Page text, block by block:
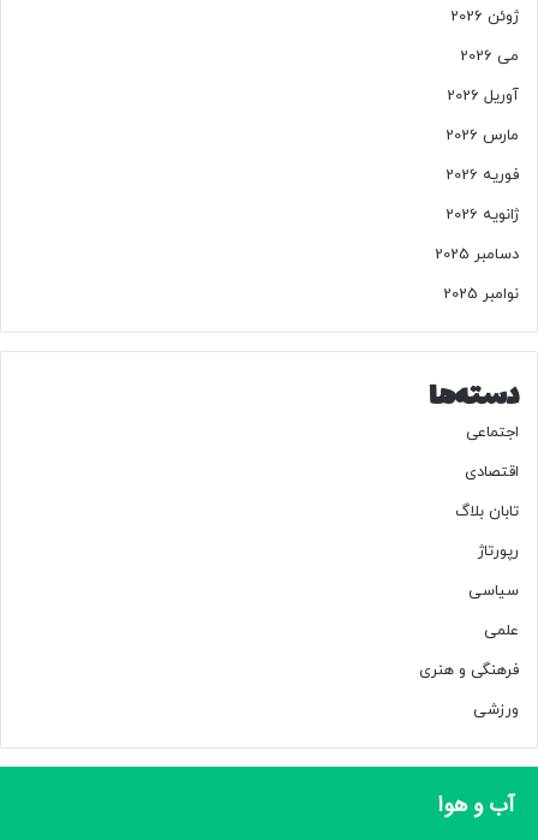
ژوئن 2026
می 2026
آوریل 2026
مارس 2026
فوریه 2026
ژانویه 2026
دسامبر 2025
نوامبر 2025
دسته‌ها
اجتماعی
اقتصادی
تابان بلاگ
رپورتاژ
سیاسی
علمی
فرهنگی و هنری
ورزشی
آب و هوا